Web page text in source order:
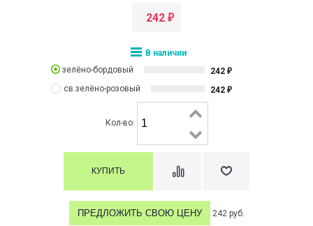
242 ₽
В наличии
зелёно-бордовый
242 ₽
св.зелёно-розовый 242 ₽
Кол-во:
ПРЕДЛОЖИТЬ СВОЮ ЦЕНУ 242 руб.